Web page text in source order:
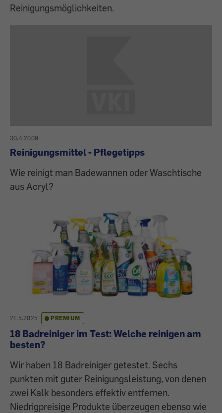
Reinigungsmöglichkeiten.
30.4.2009
Reinigungsmittel - Pflegetipps
Wie reinigt man Badewannen oder Waschtische
aus Acryl?
21.5.2025 PREMIUM
18 Badreiniger im Test: Welche reinigen am
besten?
Wir haben 18 Badreiniger getestet. Sechs
punkten mit guter Reinigungsleistung, von denen
zwei Kalk besonders effektiv entfernen.
Niedrigpreisige Produkte überzeugen ebenso wie